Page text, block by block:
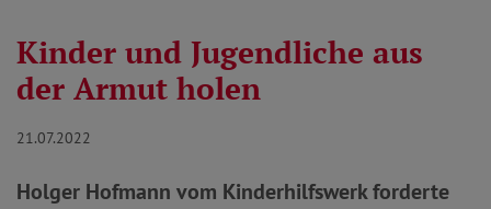
Kinder und Jugendliche aus
der Armut holen
21.07.2022
Holger Hofmann vom Kinderhilfswerk forderte